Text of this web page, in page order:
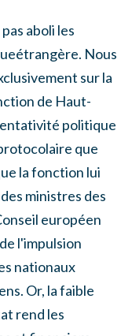
aboli les
Nous
sur la
de Haut-
politique
que
la fonction lui
ministres des
européen
l'impulsion
nationaux
Or, la faible
rend les